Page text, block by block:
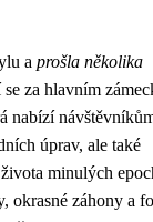
a prošla několika
se za hlavním
nabízí
úprav, ale také
minulých
okrasné záhony a